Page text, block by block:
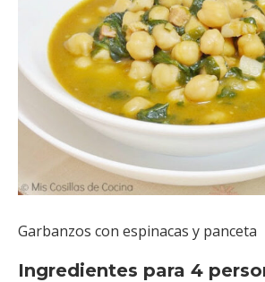
Garbanzos con espinacas y panceta
Ingredientes para 4